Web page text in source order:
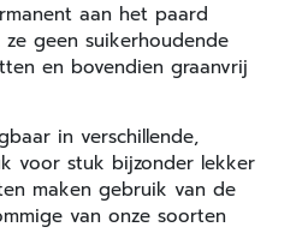
aan het paard
geen suikerhoudende
en bovendien graanvrij
in verschillende,
voor stuk bijzonder lekker
maken gebruik van de
van onze soorten